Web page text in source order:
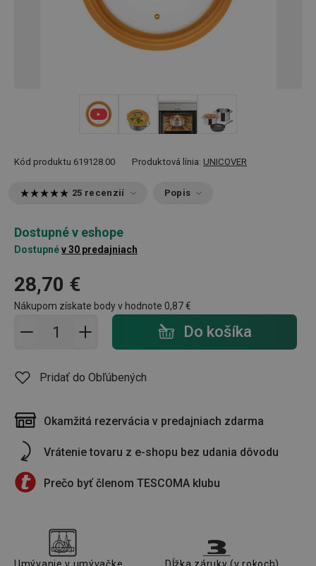
Kód produktu 619128.00 Produktová línia: UNICOVER
25 recenzií Popis
Dostupné v eshope
Dostupnév 30 predajniach
28,70 €
Nákupom získate body v hodnote 0,87 €
Pridať do košíka - počet Do košíka
Pridať do Obľúbených
Okamžitá rezervácia v predajniach zdarma
Vrátenie tovaru z e-shopu bez udania dôvodu
Prečo byť členom TESCOMA klubu